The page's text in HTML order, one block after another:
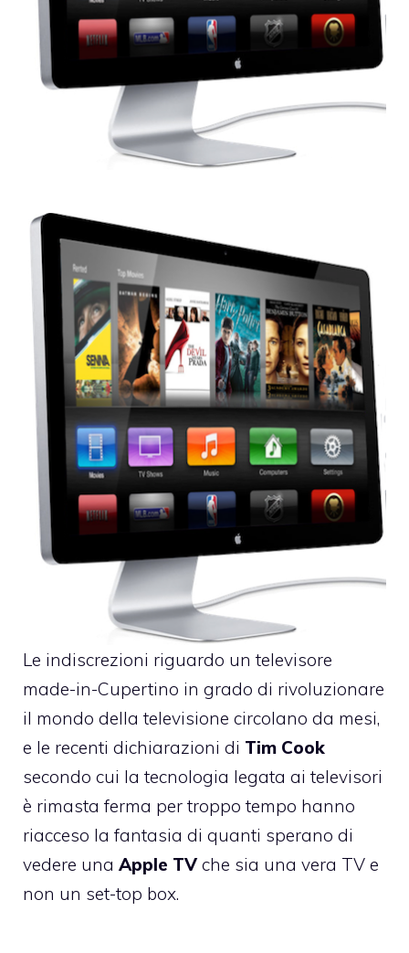
Le indiscrezioni riguardo un televisore
made-in-Cupertino in grado di rivoluzionare
il mondo della televisione circolano da mesi,
e le recenti dichiarazioni di Tim Cook
secondo cui la tecnologia legata ai televisori
è rimasta ferma per troppo tempo hanno
riacceso la fantasia di quanti sperano di
vedere una Apple TV che sia una vera TV e
non un set-top box.